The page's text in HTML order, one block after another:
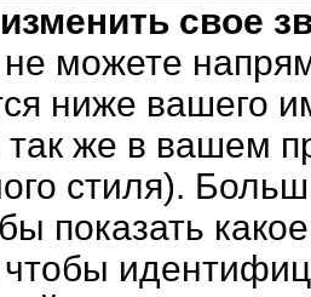
свое
можете
ниже вашего
же в вашем
стиля).
показать